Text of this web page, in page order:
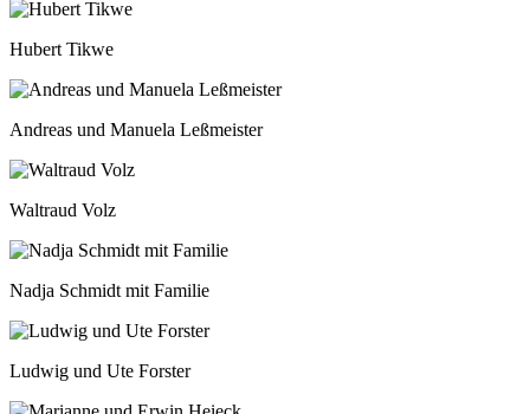
Hubert Tikwe
Andreas und Manuela Leßmeister
Waltraud Volz
Nadja Schmidt mit Familie
Ludwig und Ute Forster